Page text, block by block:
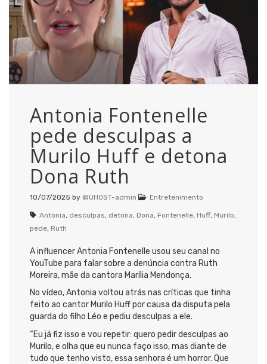
Antonia Fontenelle
pede desculpas a
Murilo Huff e detona
Dona Ruth
10/07/2025 by @UHOST-admin Entretenimento
Antonia, desculpas, detona, Dona, Fontenelle, Huff, Murilo,
pede, Ruth
A influencer Antonia Fontenelle usou seu canal no
YouTube para falar sobre a denúncia contra Ruth
Moreira, mãe da cantora Marília Mendonça.
No vídeo, Antonia voltou atrás nas críticas que tinha
feito ao cantor Murilo Huff por causa da disputa pela
guarda do filho Léo e pediu desculpas a ele.
“Eu já fiz isso e vou repetir: quero pedir desculpas ao
Murilo, e olha que eu nunca faço isso, mas diante de
tudo que tenho visto, essa senhora é um horror. Que